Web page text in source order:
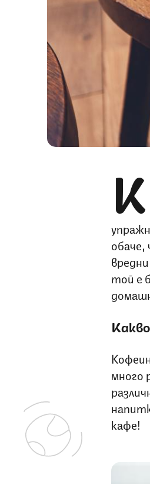
К
той е
много
кафе!